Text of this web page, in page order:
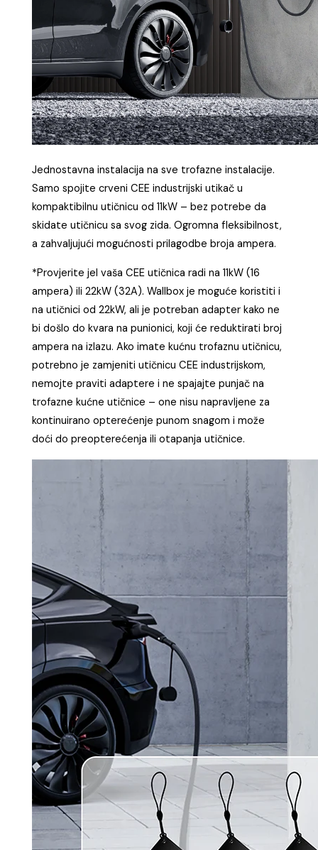
nemojte praviti adaptere i ne spajajte punjač na
trofazne kućne utičnice – one nisu napravljene za
kontinuirano opterećenje punom snagom i može
doći do preopterećenja ili otapanja utičnice.
Prilagođeno za obitelj i više korisnika
– wallbox
dolazi s triRFID kartice
, što omogućuje
personalizirani pristup i sigurnost
za sve članove
domaćinstva. Kartice se mogu koristiti za
dijeljenje
punionice među članovima obitelji
ili kaorezervna
kopijaza svakodnevnu upotrebu, čime se osigurava
praktično i sigurno punjenje za više osoba.